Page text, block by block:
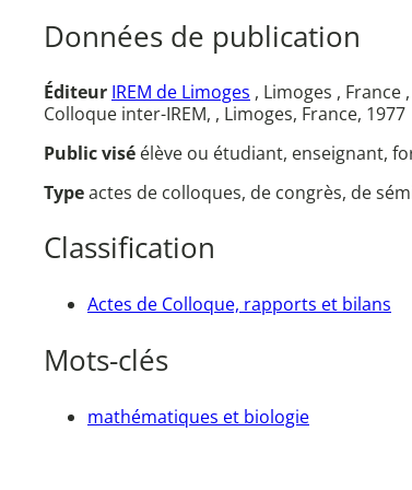
Données de publication
Éditeur IREM de Limoges , Limoges , France
Colloque inter-IREM, , Limoges, France, 1977
Public visé élève ou étudiant, enseignant,
Typeactes de colloques, de congrès, de
Classification
Actes de Colloque, rapports et bilans
Mots-clés
mathématiques et biologie